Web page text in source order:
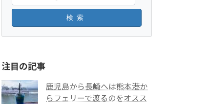
検索
注目の記事
鹿児島から長崎へは熊本港か
らフェリーで渡るのをオスス